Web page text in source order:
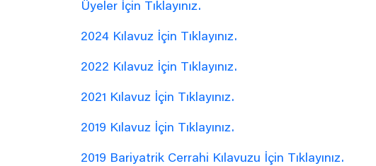
Üyeler İçin Tıklayınız.
2024 Kılavuz İçin Tıklayınız.
2022 Kılavuz İçin Tıklayınız.
2021 Kılavuz İçin Tıklayınız.
2019 Kılavuz İçin Tıklayınız.
2019 Bariyatrik Cerrahi Kılavuzu İçin Tıklayınız.